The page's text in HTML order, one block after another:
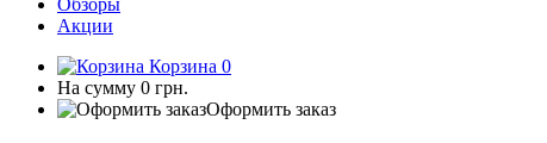
Обзоры
Акции
Корзина 0
На сумму 0 грн.
Оформить заказ